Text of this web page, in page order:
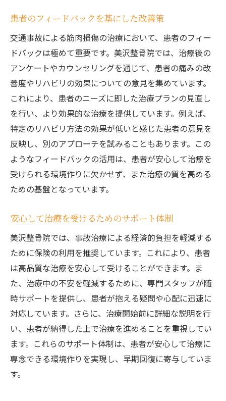
患者のフィードバックを基にした改善策
交通事故による筋肉損傷の治療において、患者のフィー
ドバックは極めて重要です。美沢整骨院では、治療後の
アンケートやカウンセリングを通じて、患者の痛みの改
善度やリハビリの効果についての意見を集めています。
これにより、患者のニーズに即した治療プランの見直し
を行い、より効果的な治療を提供しています。例えば、
特定のリハビリ方法の効果が低いと感じた患者の意見を
反映し、別のアプローチを試みることもあります。この
ようなフィードバックの活用は、患者が安心して治療を
受けられる環境作りに欠かせず、また治療の質を高める
ための基盤となっています。
安心して治療を受けるためのサポート体制
美沢整骨院では、事故治療による経済的負担を軽減する
ために保険の利用を推奨しています。これにより、患者
は高品質な治療を安心して受けることができます。ま
た、治療中の不安を軽減するために、専門スタッフが随
時サポートを提供し、患者が抱える疑問や心配に迅速に
対応しています。さらに、治療開始前に詳細な説明を行
い、患者が納得した上で治療を進めることを重視してい
ます。これらのサポート体制は、患者が安心して治療に
専念できる環境作りを実現し、早期回復に寄与していま
す。